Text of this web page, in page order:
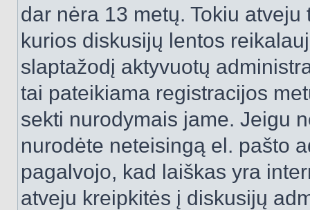
dar nėra 13 metų. Tokiu
kurios diskusijų lentos
slaptažodį aktyvuotų
tai pateikiama registracijos
sekti nurodymais jame. Jeigu
nurodėte neteisingą el. pašto
pagalvojo, kad laiškas yra
atveju kreipkitės į diskusijų